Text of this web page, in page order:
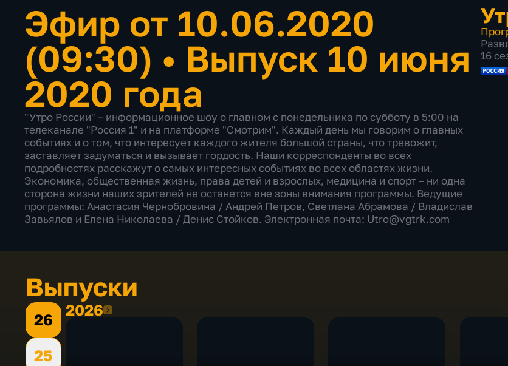
Эфир от 10.06.2020
(09:30) • Выпуск 10 июня
2020 года
"Утро России" – информационное шоу о главном с понедельника по субботу в 5:00 на
телеканале "Россия 1" и на платформе "Смотрим". Каждый день мы говорим о главных
событиях и о том, что интересует каждого жителя большой страны, что тревожит,
заставляет задуматься и вызывает гордость. Наши корреспонденты во всех
подробностях расскажут о самых интересных событиях во всех областях жизни.
Экономика, общественная жизнь, права детей и взрослых, медицина и спорт – ни одна
сторона жизни наших зрителей не останется вне зоны внимания программы. Ведущие
программы: Анастасия Чернобровина / Андрей Петров, Светлана Абрамова​ / Владислав
Завьялов и Елена Николаева / Денис Стойков. Электронная почта: Utro@vgtrk.com
16
Выпуски
26
25
20262026